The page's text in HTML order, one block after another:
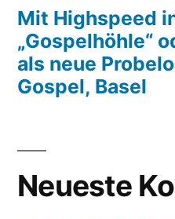
Mit Highspeed
„Gospelhöhle“
als neue
Gospel, Basel
Neueste